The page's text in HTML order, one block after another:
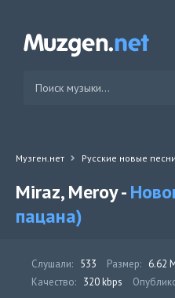
Музген.нет Русские новые песни
Miraz, Meroy -
пацана)
Слушали: 533 Размер: 6.62
Качество: 320 kbps